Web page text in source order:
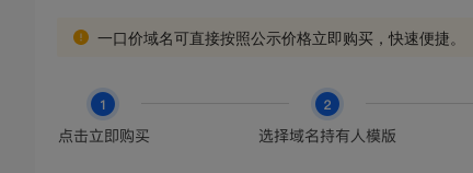
一口价域名可直接按照公示价格立即购买，快速便捷。